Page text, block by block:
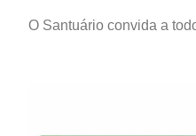
O Santuário convida a